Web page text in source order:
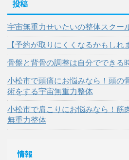
投稿
宇宙無重力せいたいの整体スクー
【予約が取りにくくなるかもしれ
骨盤と背骨の調整は自分でできる
小松市で頭痛にお悩みなら！頭の
術をする宇宙無重力整体
小松市で肩こりにお悩みなら！筋
無重力整体
情報